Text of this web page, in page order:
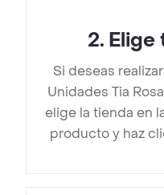
2. Elige
Si deseas
Unidades Tia
elige la tienda en
producto y haz